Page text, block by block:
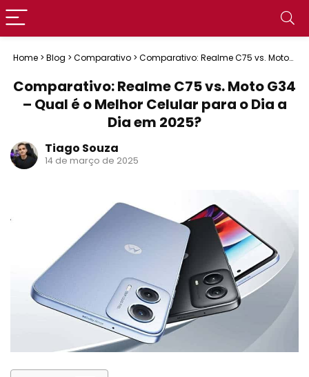
Home > Blog > Comparativo > Comparativo: Realme C75 vs. Moto
Comparativo: Realme C75 vs. Moto G34
– Qual é o Melhor Celular para o Dia a
Dia em 2025?
Tiago Souza
14 de março de 2025